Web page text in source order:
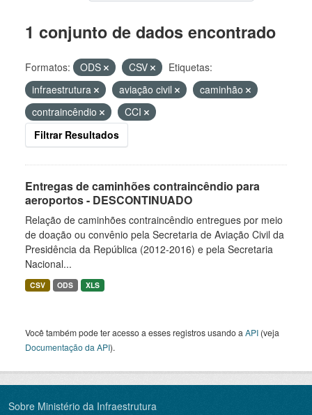
1 conjunto de dados encontrado
Formatos: ODS CSV
Etiquetas:
infraestrutura
aviação civil
caminhão
contraincêndio
CCI
Filtrar Resultados
Entregas de caminhões contraincêndio para
aeroportos - DESCONTINUADO
Relação de caminhões contraincêndio entregues por meio
de doação ou convênio pela Secretaria de Aviação Civil da
Presidência da República (2012-2016) e pela Secretaria
Nacional...
CSV ODS XLS
Você também pode ter acesso a esses registros usando a API (veja
Documentação da API).
Sobre Ministério da Infraestrutura